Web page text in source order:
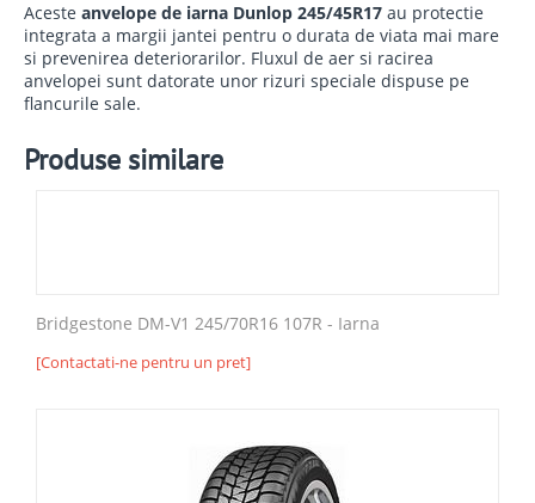
Aceste anvelope de iarna Dunlop 245/45R17 au protectie
integrata a margii jantei pentru o durata de viata mai mare
si prevenirea deteriorarilor. Fluxul de aer si racirea
anvelopei sunt datorate unor rizuri speciale dispuse pe
flancurile sale.
Produse similare
Bridgestone DM-V1 245/70R16 107R - Iarna
[Contactati-ne pentru un pret]